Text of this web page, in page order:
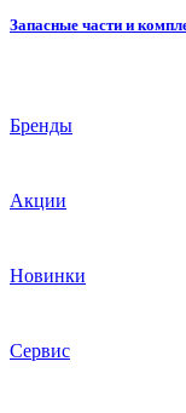
Запасные части и
Бренды
Акции
Новинки
Сервис